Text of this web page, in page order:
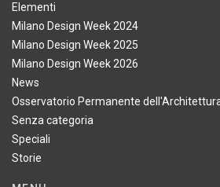
Elementi
Milano Design Week 2024
Milano Design Week 2025
Milano Design Week 2026
News
Osservatorio Permanente
Senza categoria
Speciali
Storie